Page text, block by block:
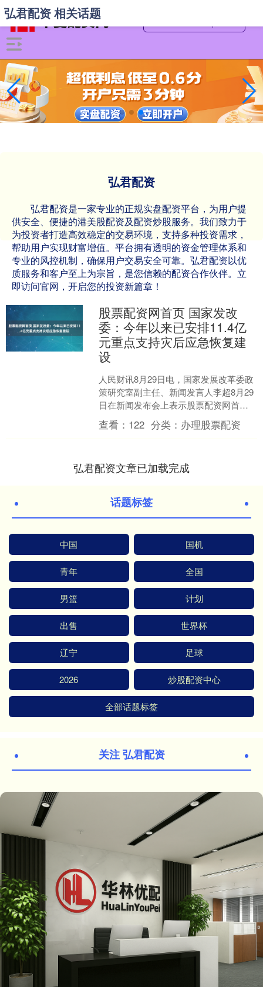
弘君配资
弘君配资是一家专业的正规实盘配资平台，为用户提
供安全、便捷的港美股配资及配资炒股服务。我们致力于
为投资者打造高效稳定的交易环境，支持多种投资需求，
帮助用户实现财富增值。平台拥有透明的资金管理体系和
专业的风控机制，确保用户交易安全可靠。弘君配资以优
质服务和客户至上为宗旨，是您信赖的配资合作伙伴。立
即访问官网，开启您的投资新篇章！
弘君配资 相关话题
股票配资网首页 国家发改
委：今年以来已安排11.4亿
元重点支持灾后应急恢复建
设
人民财讯8月29日电，国家发展改革委政
策研究室副主任、新闻发言人李超8月29
日在新闻发布会上表示股票配资网首
页，今年以来，先后13次紧急安排中央
预算内投资11.....
查看： 122 分类： 办理股票配资
弘君配资文章已加载完成
话题标签
中国 国机
青年 全国
男篮 计划
出售 世界杯
辽宁 足球
2026 炒股配资中心
全部话题标签
关注 弘君配资